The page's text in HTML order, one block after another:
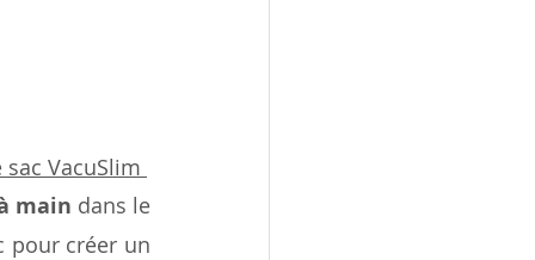
sac VacuSlim
main dans le
pour créer un